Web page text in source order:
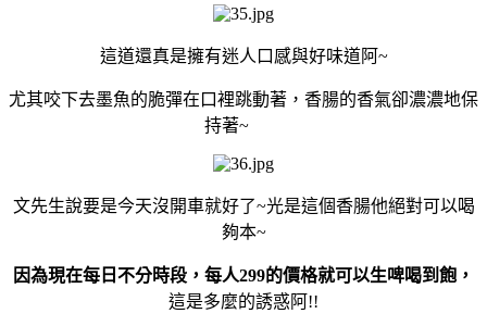
這道還真是擁有迷人口感與好味道阿~
尤其咬下去墨魚的脆彈在口裡跳動著，香腸的香氣卻濃濃地保
持著~
文先生說要是今天沒開車就好了~光是這個香腸他絕對可以喝
夠本~
因為現在每日不分時段，每人299的價格就可以生啤喝到飽，
這是多麼的誘惑阿!!